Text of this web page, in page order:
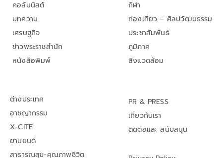
คอลัมนิสต์
บทความ
เศรษฐกิจ
ข่าวพระราชสำนัก
หนังสือพิมพ์
กีฬา
ท่องเที่ยว – ศิลปวัฒนธรรม
ประชาสัมพันธ์
ภูมิภาค
สิ่งแวดล้อม
ต่างประเทศ
อาชญากรรม
X-CITE
ยานยนต์
สาธารณสุข-คุณภาพชีวิต
PR & PRESS
เกี่ยวกับเรา
ติดต่อและ สนับสนุน